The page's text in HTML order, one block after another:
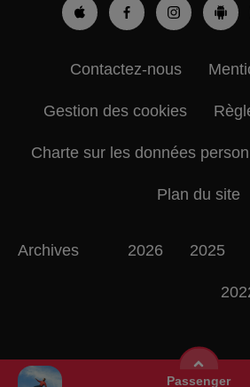
Passenger
Contactez-nous
Gestion des cookies
Charte sur les données
Plan du site
Archives 2026 2025